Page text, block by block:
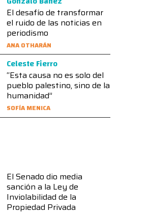
El desafío de transformar
el ruido de las noticias en
periodismo
ANA OTHARÁN
Celeste Fierro
“Esta causa no es solo del
pueblo palestino, sino de la
humanidad”
SOFÍA MENICA
El Senado dio media
sanción a la Ley de
Inviolabilidad de la
Propiedad Privada